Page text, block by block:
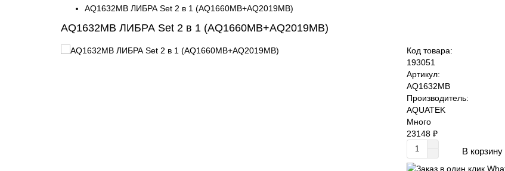
AQ1632MB ЛИБРА Set 2 в 1 (AQ1660MB+AQ2019MB)
AQ1632MB ЛИБРА Set 2 в 1 (AQ1660MB+AQ2019MB)
Код товара:
193051
Артикул:
AQ1632MB
Производитель:
AQUATEK
Много
23148 ₽
В корзину